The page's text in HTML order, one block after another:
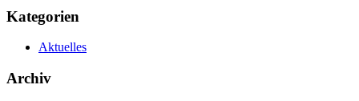
Kategorien
Aktuelles
Archiv